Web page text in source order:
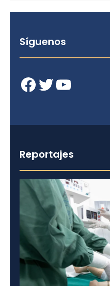
Síguenos
Facebook Twitter YouTube
Reportajes